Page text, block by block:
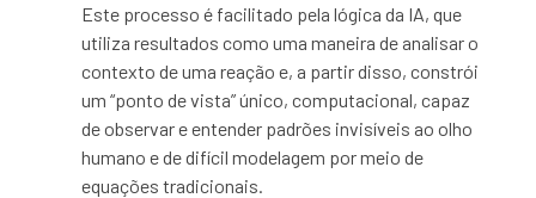
Este processo é facilitado pela lógica da IA, que
utiliza resultados como uma maneira de analisar o
contexto de uma reação e, a partir disso, constrói
um “ponto de vista” único, computacional, capaz
de observar e entender padrões invisíveis ao olho
humano e de difícil modelagem por meio de
equações tradicionais.